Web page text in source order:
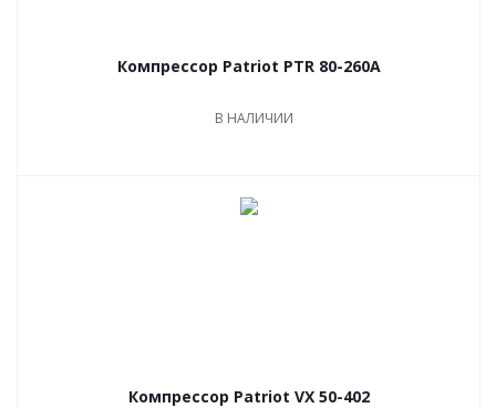
Компрессор Patriot PTR 80-260А
В НАЛИЧИИ
Компрессор Patriot VX 50-402